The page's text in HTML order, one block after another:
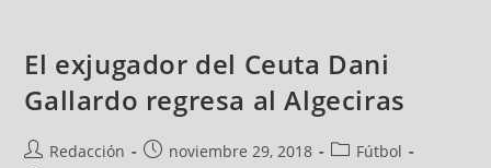
El exjugador del Ceuta Dani
Gallardo regresa al Algeciras
Redacción noviembre 29, 2018
Fútbol